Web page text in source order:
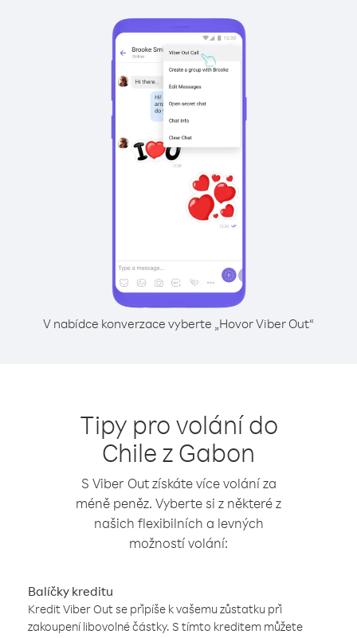
V nabídce konverzace vyberte „Hovor Viber Out“
Tipy pro volání do
Chile z Gabon
S Viber Out získáte více volání za
méně peněz. Vyberte si z některé z
našich flexibilních a levných
možností volání:
Balíčky kreditu
Kredit Viber Out se připíše k vašemu zůstatku při
zakoupení libovolné částky. S tímto kreditem můžete